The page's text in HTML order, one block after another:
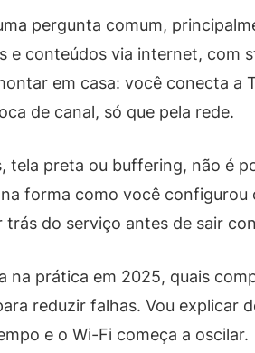
pergunta comum,
e conteúdos via internet, com
em casa: você conecta a
de canal, só que pela rede.
preta ou buffering, não é
forma como você
do serviço antes de sair
na prática em 2025, quais
reduzir falhas. Vou explicar
e o Wi-Fi começa a oscilar.